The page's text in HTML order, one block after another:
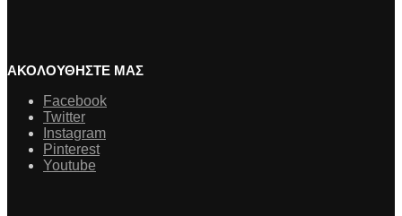
ΑΚΟΛΟΥΘΗΣΤΕ ΜΑΣ
Facebook
Twitter
Instagram
Pinterest
Youtube